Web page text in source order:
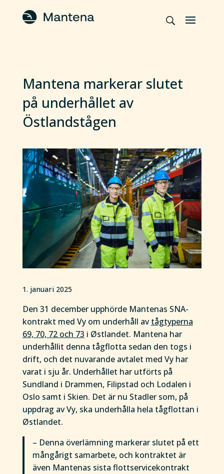
Mantena markerar slutet
på underhållet av
Östlandstågen
1. januari 2025
Den 31 december upphörde Mantenas SNA-
kontrakt med Vy om underhåll avtågtyperna
69, 70, 72 och 73 i Østlandet. Mantena har
underhållit denna tågflotta sedan den togs i
drift, och det nuvarande avtalet med Vy har
varat i sju år. Underhållet har utförts på
Sundland i Drammen, Filipstad och Lodalen i
Oslo samt i Skien. Det är nu Stadler som, på
uppdrag av Vy, ska underhålla hela tågflottan i
Østlandet.
– Denna överlämning markerar slutet på ett
mångårigt samarbete, och kontraktet är
även Mantenas sista flottservicekontrakt